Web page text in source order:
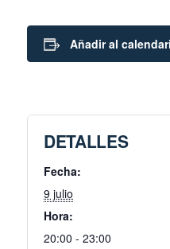
Añadir al
DETALLES
Fecha:
9 julio
Hora:
20:00 - 23:00